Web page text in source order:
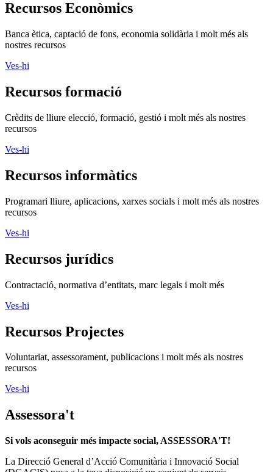
Recursos Econòmics
Banca ètica, captació de fons, economia solidària i molt més als
nostres recursos
Ves-hi
Recursos formació
Crèdits de lliure elecció, formació, gestió i molt més als nostres
recursos
Ves-hi
Recursos informàtics
Programari lliure, aplicacions, xarxes socials i molt més als nostres
recursos
Ves-hi
Recursos jurídics
Contractació, normativa d’entitats, marc legals i molt més
Ves-hi
Recursos Projectes
Voluntariat, assessorament, publicacions i molt més als nostres
recursos
Ves-hi
Assessora't
Si vols aconseguir més impacte social, ASSESSORA'T!
La Direcció General d’Acció Comunitària i Innovació Social